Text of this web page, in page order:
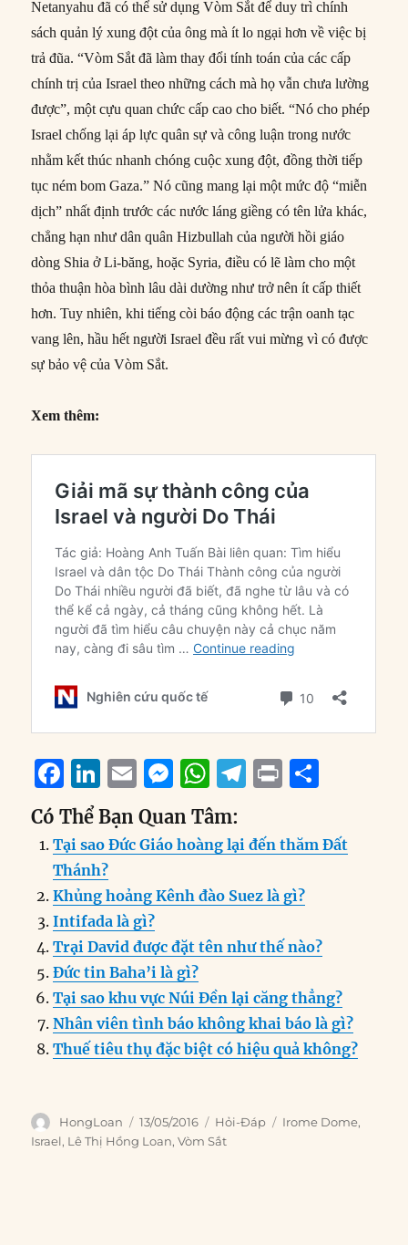
Netanyahu đã có thể sử dụng Vòm Sắt để duy trì chính
sách quản lý xung đột của ông mà ít lo ngại hơn về việc bị
trả đũa. “Vòm Sắt đã làm thay đổi tính toán của các cấp
chính trị của Israel theo những cách mà họ vẫn chưa lường
được”, một cựu quan chức cấp cao cho biết. “Nó cho phép
Israel chống lại áp lực quân sự và công luận trong nước
nhằm kết thúc nhanh chóng cuộc xung đột, đồng thời tiếp
tục ném bom Gaza.” Nó cũng mang lại một mức độ “miễn
dịch” nhất định trước các nước láng giềng có tên lửa khác,
chẳng hạn như dân quân Hizbullah của người hồi giáo
dòng Shia ở Li-băng, hoặc Syria, điều có lẽ làm cho một
thỏa thuận hòa bình lâu dài dường như trở nên ít cấp thiết
hơn. Tuy nhiên, khi tiếng còi báo động các trận oanh tạc
vang lên, hầu hết người Israel đều rất vui mừng vì có được
sự bảo vệ của Vòm Sắt.
Xem thêm:
F
a
c
e
b
o
o
k
Li
n
k
e
d
I
n
E
m
ai
l
M
ss
e
n
er
W
h
at
s
A
p
T
e
g
r
m
P
n
t
a
re
Có Thể Bạn Quan Tâm:
Tại sao Đức Giáo hoàng lại đến thăm Đất
Thánh?
Khủng hoảng Kênh đào Suez là gì?
Intifada là gì?
Trại David được đặt tên như thế nào?
Đức tin Baha’i là gì?
Tại sao khu vực Núi Đền lại căng thẳng?
Nhân viên tình báo không khai báo là gì?
Thuế tiêu thụ đặc biệt có hiệu quả không?
Author
HongLoan
Posted
on
13/05/2016 Categories
Hỏi-Đáp Tags
Irome Dome,
Israel, Lê Thị Hồng Loan,Vòm Sắt